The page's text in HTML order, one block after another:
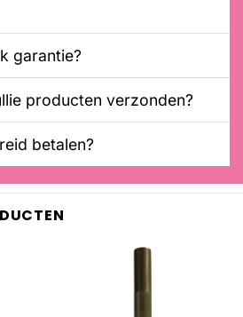
garantie?
producten verzonden?
betalen?